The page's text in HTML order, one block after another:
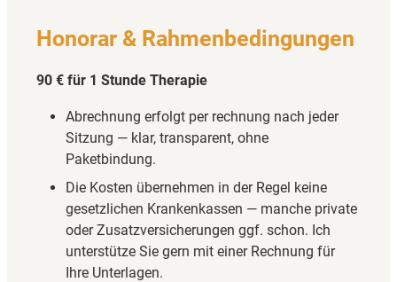
Honorar & Rahmenbedingungen
90 € für 1 Stunde Therapie
Abrechnung erfolgt per rechnung nach jeder
Sitzung — klar, transparent, ohne
Paketbindung.
Die Kosten übernehmen in der Regel keine
gesetzlichen Krankenkassen — manche private
oder Zusatzversicherungen ggf. schon. Ich
unterstütze Sie gern mit einer Rechnung für
Ihre Unterlagen.